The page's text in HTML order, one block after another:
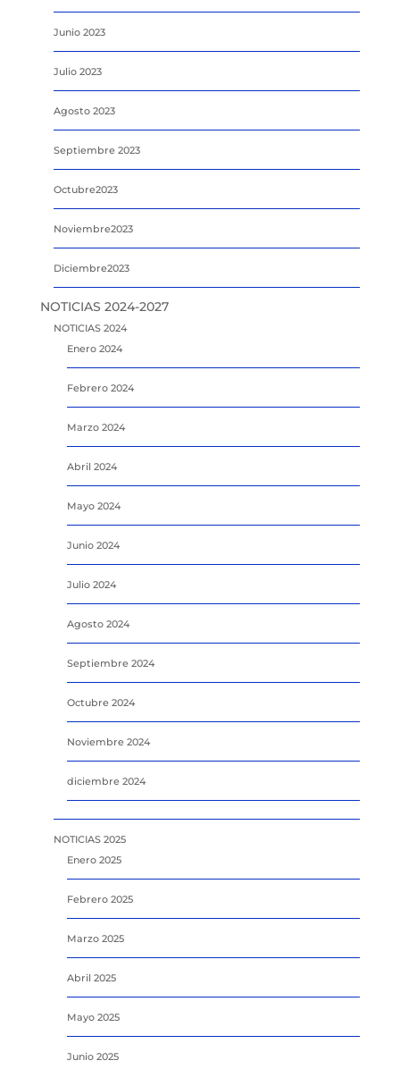
Junio 2023
Julio 2023
Agosto 2023
Septiembre 2023
Octubre2023
Noviembre2023
Diciembre2023
NOTICIAS 2024-2027
NOTICIAS 2024
Enero 2024
Febrero 2024
Marzo 2024
Abril 2024
Mayo 2024
Junio 2024
Julio 2024
Agosto 2024
Septiembre 2024
Octubre 2024
Noviembre 2024
diciembre 2024
NOTICIAS 2025
Enero 2025
Febrero 2025
Marzo 2025
Abril 2025
Mayo 2025
Junio 2025